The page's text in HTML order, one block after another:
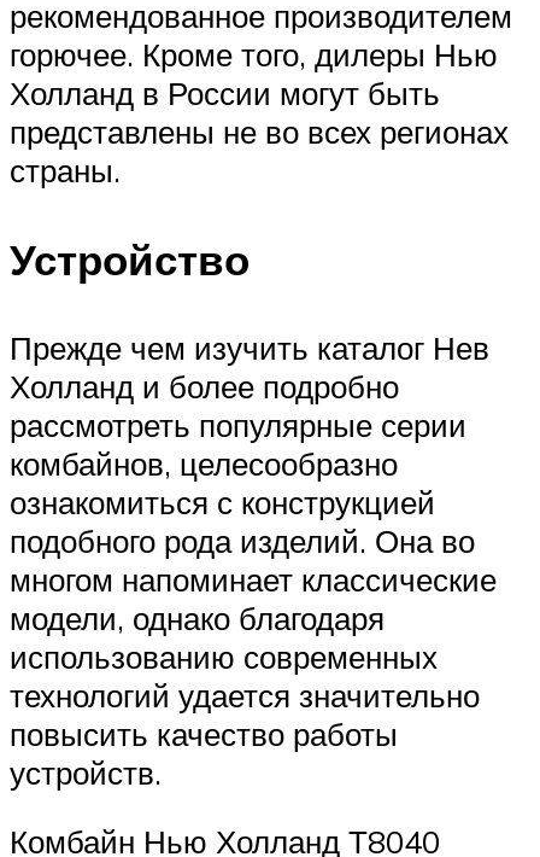
рекомендованное производителем
горючее. Кроме того, дилеры Нью
Холланд в России могут быть
представлены не во всех регионах
страны.
Устройство
Прежде чем изучить каталог Нев
Холланд и более подробно
рассмотреть популярные серии
комбайнов, целесообразно
ознакомиться с конструкцией
подобного рода изделий. Она во
многом напоминает классические
модели, однако благодаря
использованию современных
технологий удается значительно
повысить качество работы
устройств.
Комбайн Нью Холланд Т8040